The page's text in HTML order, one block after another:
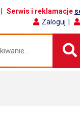
Serwis i reklamacje
Zaloguj